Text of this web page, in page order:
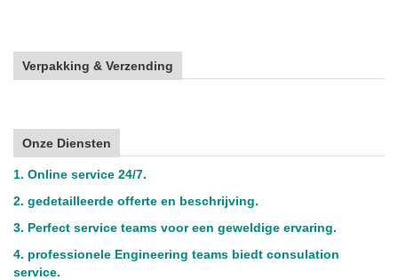
Verpakking & Verzending
Onze Diensten
1. Online service 24/7.
2. gedetailleerde offerte en beschrijving.
3. Perfect service teams voor een geweldige ervaring.
4. professionele Engineering teams biedt consulation
service.